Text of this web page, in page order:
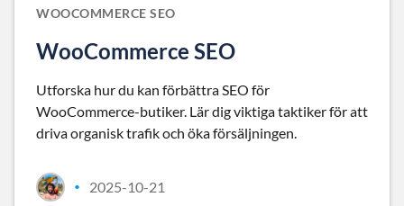
WOOCOMMERCE SEO
WooCommerce SEO
Utforska hur du kan förbättra SEO för
WooCommerce-butiker. Lär dig viktiga taktiker för att
driva organisk trafik och öka försäljningen.
• 2025-10-21